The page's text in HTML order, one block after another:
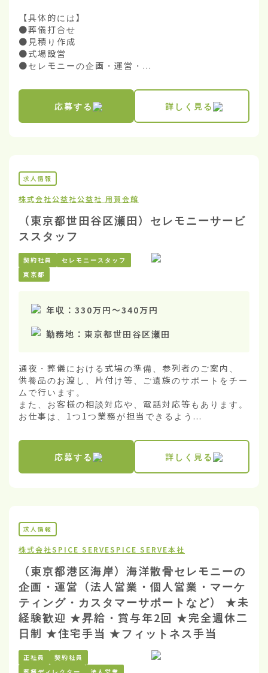
【具体的には】
●葬儀打合せ
●見積り作成
●式場設営
●セレモニーの企画・運営・...
応募する 詳しく見る
求人情報
株式会社公益社公益社 用賀会館
（東京都世田谷区瀬田）セレモニーサービ
ススタッフ
契約社員
セレモニースタッフ
東京都
年収： 330万円〜340万円
勤務地： 東京都世田谷区瀬田
通夜・葬儀における式場の準備、参列者のご案内、
供養品のお渡し、片付け等、ご遺族のサポートをチー
ムで行います。
また、お客様の相談対応や、電話対応等もあります。
お仕事は、1つ1つ業務が担当できるよう...
応募する 詳しく見る
求人情報
株式会社SPICE SERVESPICE SERVE本社
（東京都港区海岸）海洋散骨セレモニーの
企画・運営（法人営業・個人営業・マーケ
ティング・カスタマーサポートなど） ★未
経験歓迎 ★昇給・賞与年2回 ★完全週休二
日制 ★住宅手当 ★フィットネス手当
正社員
契約社員